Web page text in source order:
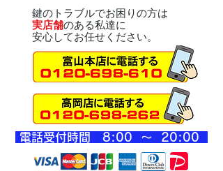
鍵のトラブルでお困りの方は
実店舗のある私達に
安心してお任せください。
​電話受付時間 8:00 ～ 20:00